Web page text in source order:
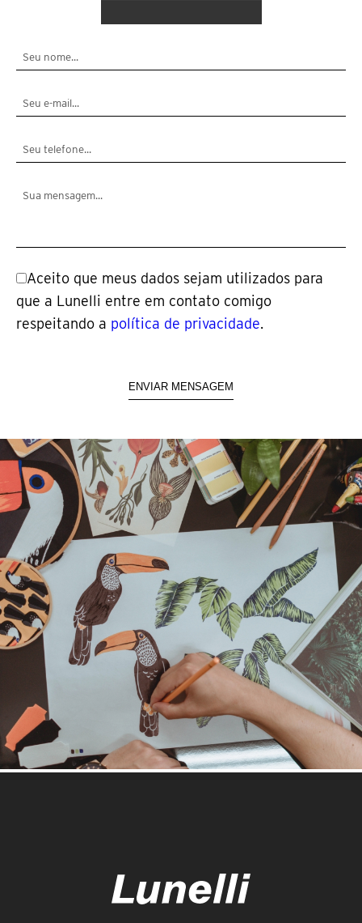
Aceito que meus dados sejam utilizados para
que a Lunelli entre em contato comigo
respeitando a política de privacidade.